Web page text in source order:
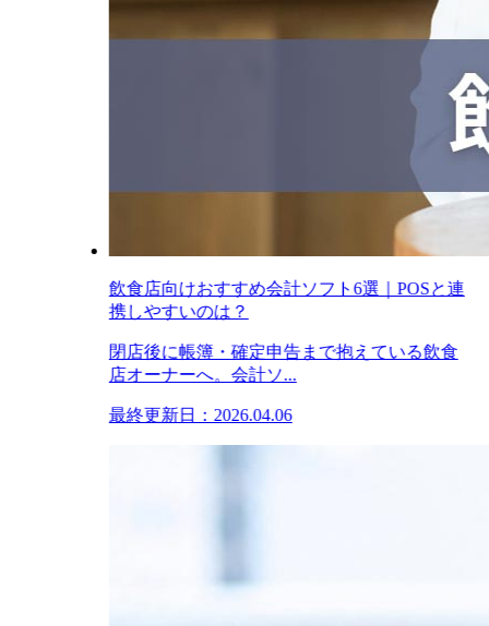
飲食店向けおすすめ会計ソフト6選｜POSと連
携しやすいのは？
閉店後に帳簿・確定申告まで抱えている飲食
店オーナーへ。会計ソ...
最終更新日：2026.04.06